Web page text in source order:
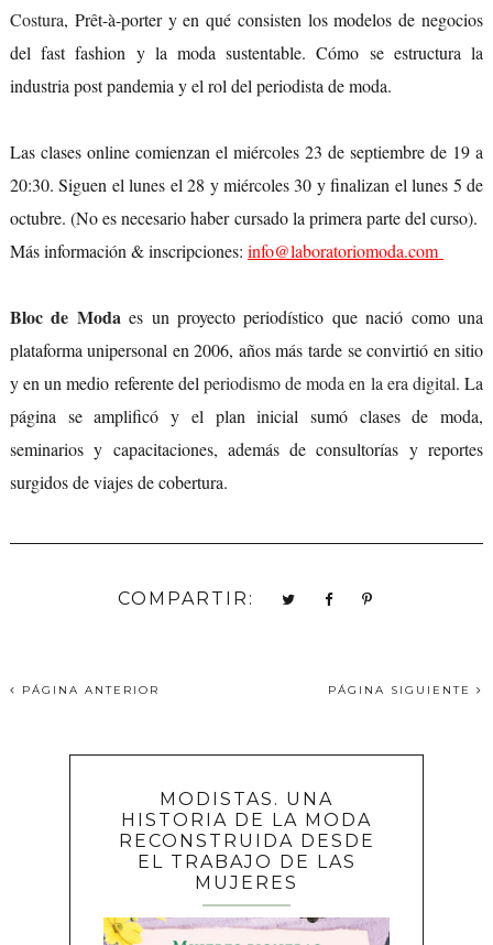
Costura, Prêt-à-porter y en qué consisten los modelos de negocios
del fast fashion y la moda sustentable. Cómo se estructura la
industria post pandemia y el rol del periodista de moda.
Las clases online comienzan el miércoles 23 de septiembre de 19 a
20:30. Siguen el lunes el 28 y miércoles 30 y finalizan el lunes 5 de
octubre. (No es necesario haber cursado la primera parte del curso).
Más información & inscripciones: info@laboratoriomoda.com
Bloc de Moda es un proyecto periodístico que nació como una
plataforma unipersonal en 2006, años más tarde se convirtió en sitio
y en un medio referente del periodismo de moda en la era digital. La
página se amplificó y el plan inicial sumó clases de moda,
seminarios y capacitaciones, además de consultorías y reportes
surgidos de viajes de cobertura.
COMPARTIR:
PÁGINA ANTERIOR PÁGINA SIGUIENTE
MODISTAS. UNA
HISTORIA DE LA MODA
RECONSTRUIDA DESDE
EL TRABAJO DE LAS
MUJERES